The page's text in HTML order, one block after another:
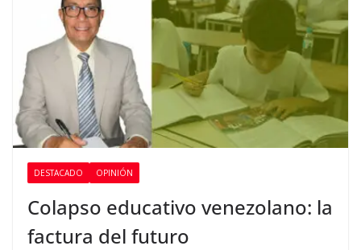
DESTACADO OPINIÓN
Colapso educativo venezolano: la
factura del futuro